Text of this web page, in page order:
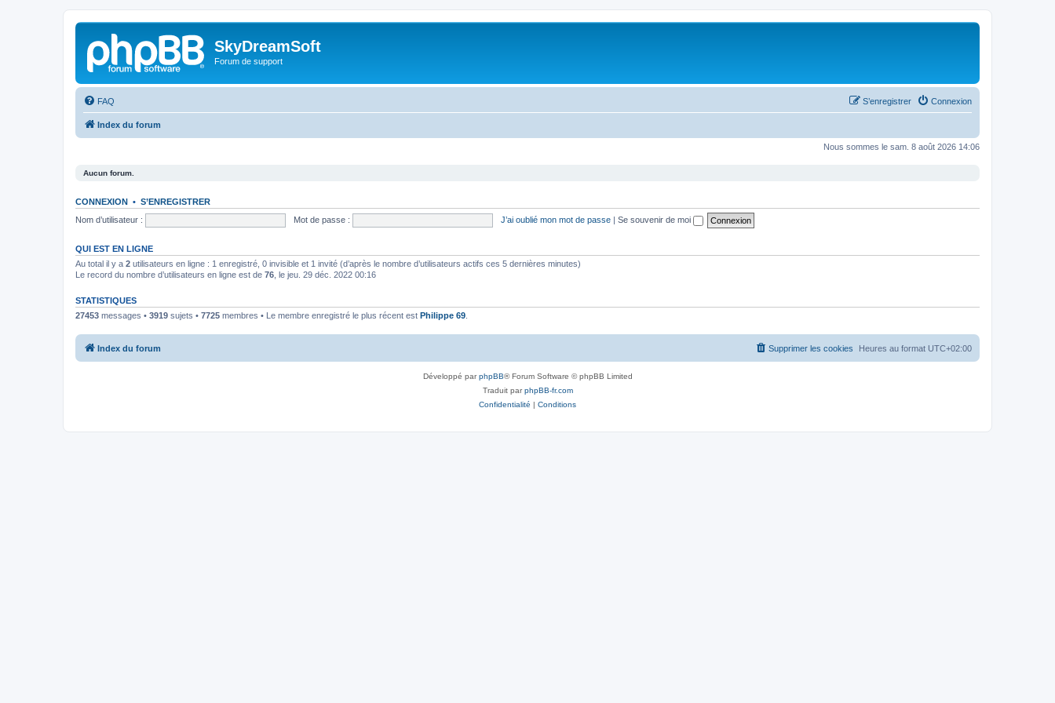
SkyDreamSoft
Forum de support
FAQ Connexion
S’enregistrer
Index du forum
Nous sommes le sam. 8 août 2026 14:06
Aucun forum.
CONNEXION • S’ENREGISTRER
Nom d’utilisateur :
Mot de passe : J’ai oublié mon mot de passe | Se souvenir de moi
QUI EST EN LIGNE
Au total il y a 2 utilisateurs en ligne : 1 enregistré, 0 invisible et 1 invité (d’après le nombre d’utilisateurs actifs ces 5 dernières minutes)
Le record du nombre d’utilisateurs en ligne est de 76 , le jeu. 29 déc. 2022 00:16
STATISTIQUES
27453 messages • 3919 sujets • 7725 membres • Le membre enregistré le plus récent est Philippe 69
Index du forum Heures au format UTC+02:00
Supprimer les cookies
Développé parphpBB® Forum Software © phpBB Limited
Traduit parphpBB-fr.com
Confidentialité | Conditions